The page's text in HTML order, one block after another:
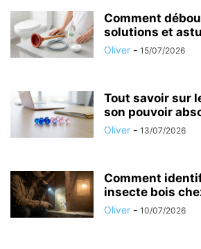
Comment
solutions et
Oliver - 15/07/2026
Tout savoir sur
son pouvoir
Oliver - 13/07/2026
Comment
insecte bois
Oliver - 10/07/2026